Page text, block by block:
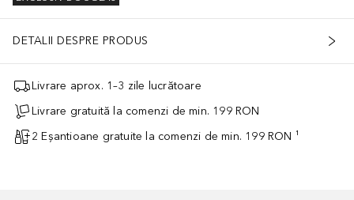
DETALII DESPRE PRODUS
Livrare aprox. 1–3 zile lucrătoare
Livrare gratuită la comenzi de min. 199 RON
2 Eșantioane gratuite la comenzi de min. 199 RON ¹